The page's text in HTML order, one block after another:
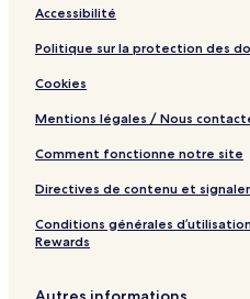
Accessibilité
Politique sur la protection des
Cookies
Mentions légales / Nous
Comment fonctionne notre site
Directives de contenu et
Conditions générales
Rewards